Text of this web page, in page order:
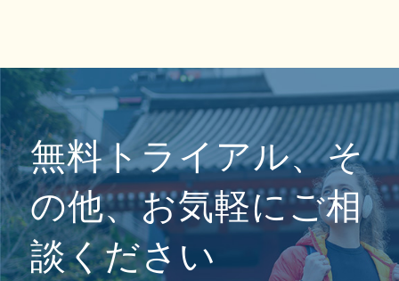
無料トライアル、そ
の他、お気軽にご相
談ください